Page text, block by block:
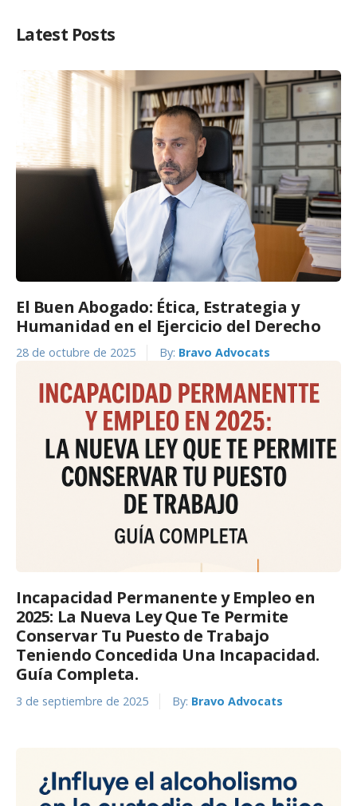
Latest Posts
El Buen Abogado: Ética, Estrategia y
Humanidad en el Ejercicio del Derecho
28 de octubre de 2025 By: Bravo Advocats
Incapacidad Permanente y Empleo en
2025: La Nueva Ley Que Te Permite
Conservar Tu Puesto de Trabajo
Teniendo Concedida Una Incapacidad.
Guía Completa.
3 de septiembre de 2025 By: Bravo Advocats